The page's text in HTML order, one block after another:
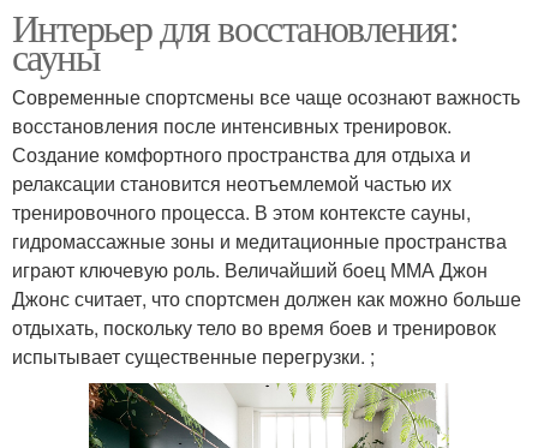
Интерьер для восстановления:
сауны
Современные спортсмены все чаще осознают важность
восстановления после интенсивных тренировок.
Создание комфортного пространства для отдыха и
релаксации становится неотъемлемой частью их
тренировочного процесса. В этом контексте сауны,
гидромассажные зоны и медитационные пространства
играют ключевую роль. Величайший боец ММА Джон
Джонс считает, что спортсмен должен как можно больше
отдыхать, поскольку тело во время боев и тренировок
испытывает существенные перегрузки. ;